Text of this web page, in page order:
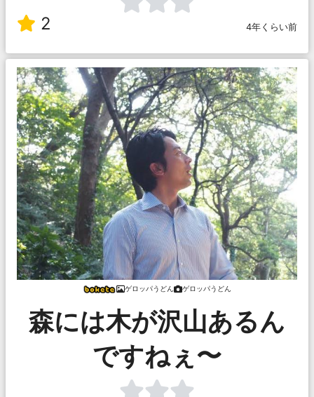
2 4年くらい前
ゲロッパうどん ゲロッパうどん
森には木が沢山あるん
ですねぇ〜